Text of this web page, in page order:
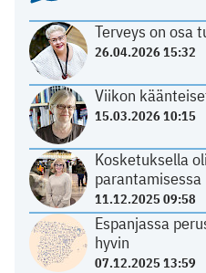
Terveys on osa
26.04.2026 15:32
Viikon
15.03.2026 10:15
Kosketuksella
parantamisessa
11.12.2025 09:58
Espanjassa
hyvin
07.12.2025 13:59